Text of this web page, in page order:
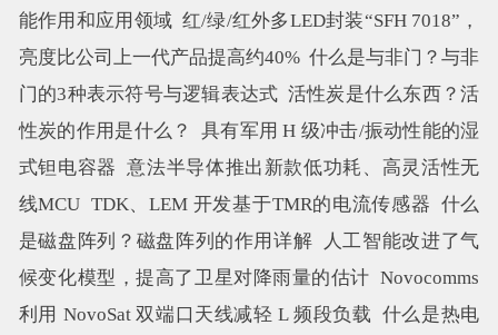
能作用和应用领域 红/绿/红外多LED封装“SFH 7018”，
亮度比公司上一代产品提高约40% 什么是与非门？与非
门的3种表示符号与逻辑表达式 活性炭是什么东西？活
性炭的作用是什么？
具有军用 H 级冲击/振动性能的湿
式钽电容器 意法半导体推出新款低功耗、高灵活性无
线MCU TDK、LEM 开发基于TMR的电流传感器 什么
是磁盘阵列？磁盘阵列的作用详解
人工智能改进了气
候变化模型，提高了卫星对降雨量的估计 Novocomms
利用 NovoSat 双端口天线减轻 L 频段负载 什么是热电